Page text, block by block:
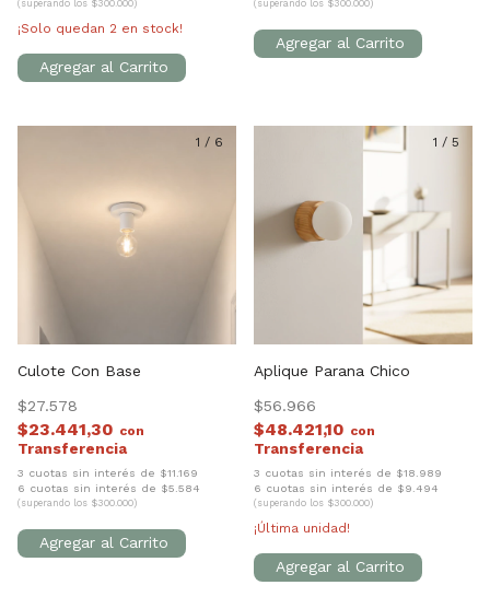
(superando los $300.000)
¡Solo quedan 2 en stock!
(superando los $300.000)
1 / 6
Culote Con Base
$27.578
$23.441,30 con
3 cuotas sin interés de $11.169
6 cuotas sin interés de $5.584
(superando los $300.000)
1 / 5
Aplique Parana Chico
$56.966
$48.421,10 con
3 cuotas sin interés de $18.989
6 cuotas sin interés de $9.494
(superando los $300.000)
¡Última unidad!